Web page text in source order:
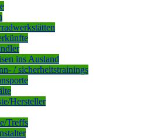
ins Ausland
/ sicherheitstrainings
Hersteller
Treffs